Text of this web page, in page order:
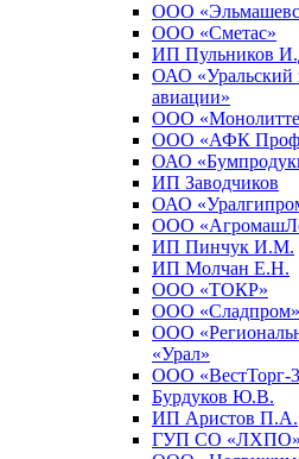
ООО
ООО «Сметас»
ИП Пульников
ОАО «Уральский
авиации»
ООО
ООО «АФК
ОАО
ИП Заводчиков
ОАО
ООО
ИП Пинчук И.М.
ИП Молчан Е.Н.
ООО «ТОКР»
ООО «Сладпром»
ООО
«Урал»
ООО «ВестТорг-
Бурдуков Ю.В.
ИП Аристов П.А.
ГУП СО «ЛХПО»